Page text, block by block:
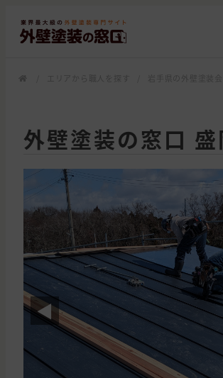
外壁塗装の窓口 盛
◀